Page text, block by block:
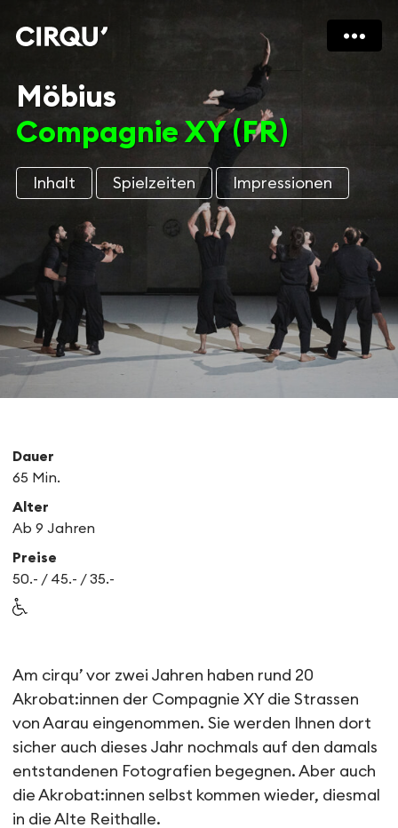
Möbius
Compagnie XY (FR)
Inhalt Spielzeiten Impressionen
Möbius
Am cirqu’ vor zwei Jahren haben rund 20
Akrobat:innen der Compagnie XY die Strassen
von Aarau eingenommen. Sie werden Ihnen dort
sicher auch dieses Jahr nochmals auf den damals
entstandenen Fotografien begegnen. Aber auch
die Akrobat:innen selbst kommen wieder, diesmal
in die Alte Reithalle.
Dauer
65 Min.
Alter
Ab 9 Jahren
Preise
50.- / 45.- / 35.-